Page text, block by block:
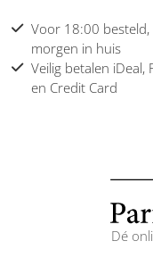
Voor 18:00 besteld,
morgen in huis
Veilig betalen iDeal,
en Credit Card
Dé